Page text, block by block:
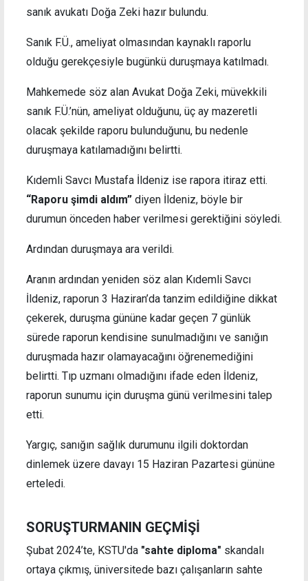
sanık avukatı Doğa Zeki hazır bulundu.
Sanık F.Ü., ameliyat olmasından kaynaklı raporlu
olduğu gerekçesiyle bugünkü duruşmaya katılmadı.
Mahkemede söz alan Avukat Doğa Zeki, müvekkili
sanık F.Ü.’nün, ameliyat olduğunu, üç ay mazeretli
olacak şekilde raporu bulunduğunu, bu nedenle
duruşmaya katılamadığını belirtti.
Kıdemli Savcı Mustafa İldeniz ise rapora itiraz etti.
“Raporu şimdi aldım” diyen İldeniz, böyle bir
durumun önceden haber verilmesi gerektiğini söyledi.
Ardından duruşmaya ara verildi.
Aranın ardından yeniden söz alan Kıdemli Savcı
İldeniz, raporun 3 Haziran’da tanzim edildiğine dikkat
çekerek, duruşma gününe kadar geçen 7 günlük
sürede raporun kendisine sunulmadığını ve sanığın
duruşmada hazır olamayacağını öğrenemediğini
belirtti. Tıp uzmanı olmadığını ifade eden İldeniz,
raporun sunumu için duruşma günü verilmesini talep
etti.
Yargıç, sanığın sağlık durumunu ilgili doktordan
dinlemek üzere davayı 15 Haziran Pazartesi gününe
erteledi.
SORUŞTURMANIN GEÇMİŞİ
Şubat 2024’te, KSTU'da "sahte diploma" skandalı
ortaya çıkmış, üniversitede bazı çalışanların sahte